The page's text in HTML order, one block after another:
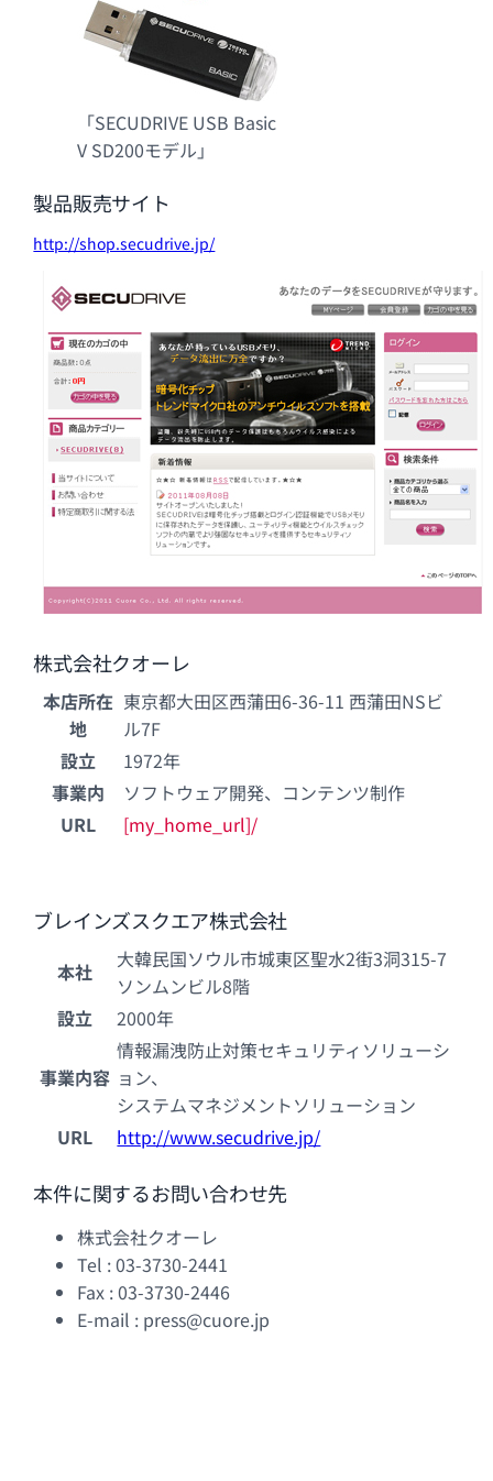
「SECUDRIVE USB Basic
V SD200モデル」
製品販売サイト
http://shop.secudrive.jp/
株式会社クオーレ
本店所在
地
東京都大田区西蒲田6-36-11 西蒲田NSビ
ル7F
設立
1972年
事業内
ソフトウェア開発、コンテンツ制作
URL
[my_home_url]/
ブレインズスクエア株式会社
本社
大韓民国ソウル市城東区聖水2街3洞315-7
ソンムンビル8階
設立
2000年
事業内容
情報漏洩防止対策セキュリティソリューシ
ョン、
システムマネジメントソリューション
URL
http://www.secudrive.jp/
本件に関するお問い合わせ先
株式会社クオーレ
Tel : 03-3730-2441
Fax : 03-3730-2446
E-mail : press@cuore.jp